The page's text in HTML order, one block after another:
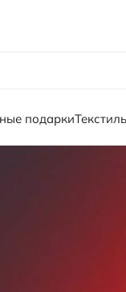
подаркиТекстиль